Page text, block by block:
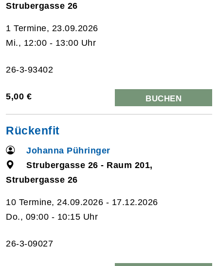
Strubergasse 26
1 Termine, 23.09.2026
Mi., 12:00 - 13:00 Uhr
26-3-93402
5,00 € BUCHEN
Rückenfit
Johanna Pühringer
Strubergasse 26 - Raum 201,
Strubergasse 26
10 Termine, 24.09.2026 - 17.12.2026
Do., 09:00 - 10:15 Uhr
26-3-09027